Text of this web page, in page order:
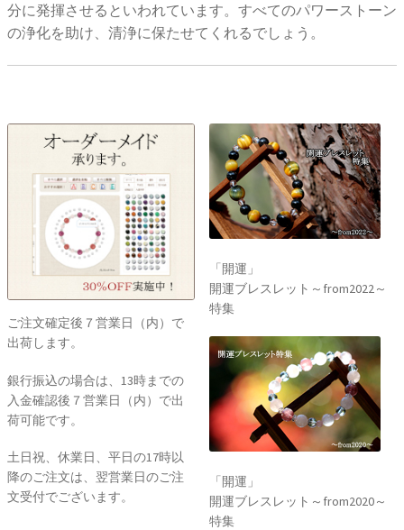
分に発揮させるといわれています。すべてのパワーストーン
の浄化を助け、清浄に保たせてくれるでしょう。
ご注文確定後７営業日（内）で
出荷します。
銀行振込の場合は、13時までの
入金確認後７営業日（内）で出
荷可能です。
土日祝、休業日、平日の17時以
降のご注文は、翌営業日のご注
文受付でございます。
「開運」
開運ブレスレット～from2022～
特集
「開運」
開運ブレスレット～from2020～
特集